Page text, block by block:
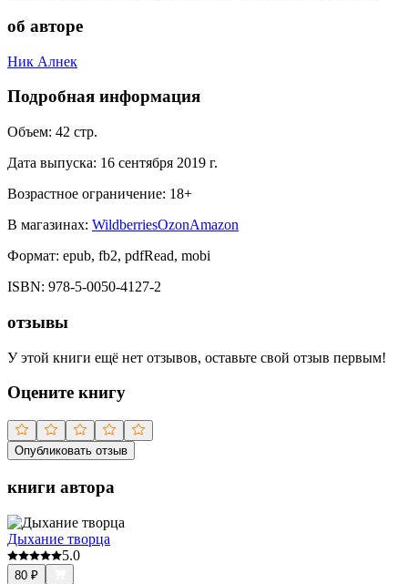
об авторе
Ник Алнек
Подробная информация
Объем: 42 стр.
Дата выпуска: 16 сентября 2019 г.
Возрастное ограничение: 18+
В магазинах: WildberriesOzonAmazon
Формат: epub, fb2, pdfRead, mobi
ISBN: 978-5-0050-4127-2
отзывы
У этой книги ещё нет отзывов, оставьте свой отзыв первым!
Оцените книгу
Опубликовать отзыв
книги автора
Дыхание творца
5.0
80 ₽